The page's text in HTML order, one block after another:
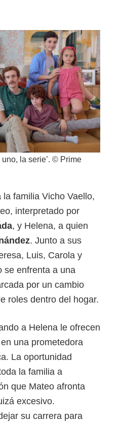
la serie’. © Prime
familia Vicho Vaello,
interpretado por
, y Helena, a quien
. Junto a sus
Luis, Carola y
enfrenta a una
por un cambio
roles dentro del hogar.
a Helena le ofrecen
una prometedora
La oportunidad
la familia a
que Mateo afronta
excesivo.
su carrera para